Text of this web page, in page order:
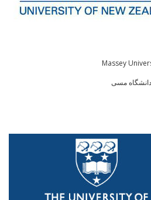
Massey
دانشگاه مسی